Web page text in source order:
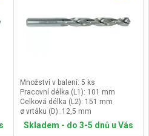
Množství v balení: 5 ks
Pracovní délka (L1): 101 mm
Celková délka (L2): 151 mm
ø vrtáku (D): 12,5 mm
Skladem - do 3-5 dnů u Vás